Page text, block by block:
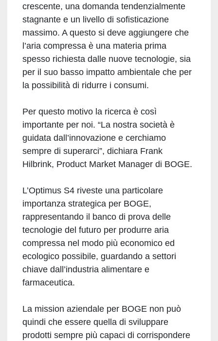
crescente, una domanda tendenzialmente
stagnante e un livello di sofisticazione
massimo. A questo si deve aggiungere che
l’aria compressa è una materia prima
spesso richiesta dalle nuove tecnologie, sia
per il suo basso impatto ambientale che per
la possibilità di ridurre i consumi.
Per questo motivo la ricerca è così
importante per noi. “La nostra società è
guidata dall’innovazione e cerchiamo
sempre di superarci”, dichiara Frank
Hilbrink, Product Market Manager di BOGE.
L’Optimus S4 riveste una particolare
importanza strategica per BOGE,
rappresentando il banco di prova delle
tecnologie del futuro per produrre aria
compressa nel modo più economico ed
ecologico possibile, guardando a settori
chiave dall’industria alimentare e
farmaceutica.
La mission aziendale per BOGE non può
quindi che essere quella di sviluppare
prodotti sempre più capaci di corrispondere